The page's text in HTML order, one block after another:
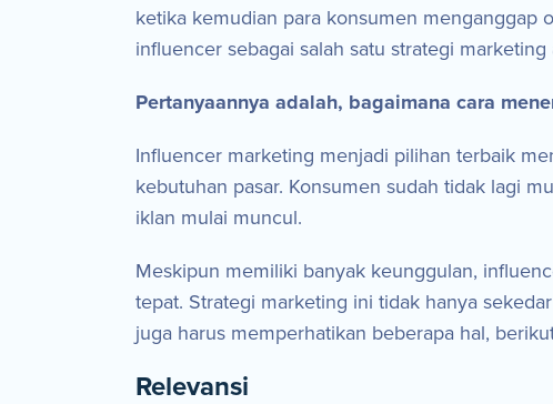
ketika kemudian para konsumen menganggap
influencer sebagai salah satu strategi
Pertanyaannya adalah, bagaimana cara
Influencer marketing menjadi pilihan terbaik
kebutuhan pasar. Konsumen sudah tidak lagi
iklan mulai muncul.
Meskipun memiliki banyak keunggulan,
tepat. Strategi marketing ini tidak hanya
juga harus memperhatikan beberapa hal,
Relevansi